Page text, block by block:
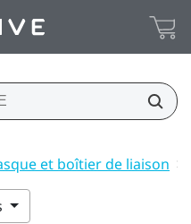
et boîtier de liaison >